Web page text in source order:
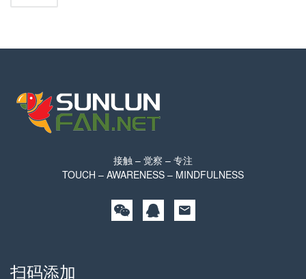
接触 – 觉察 – 专注
TOUCH – AWARENESS – MINDFULNESS
扫码添加